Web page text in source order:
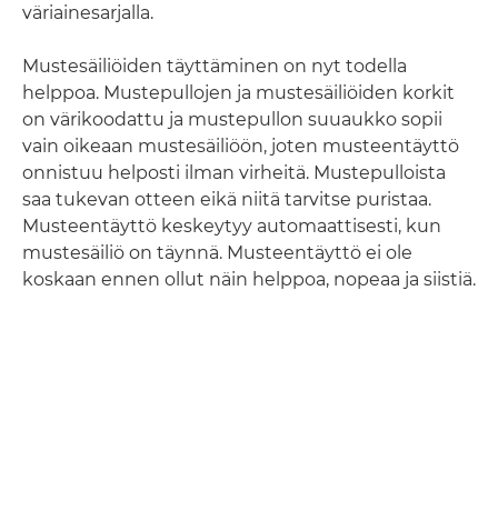
väriainesarjalla.
Mustesäiliöiden täyttäminen on nyt todella
helppoa. Mustepullojen ja mustesäiliöiden korkit
on värikoodattu ja mustepullon suuaukko sopii
vain oikeaan mustesäiliöön, joten musteentäyttö
onnistuu helposti ilman virheitä. Mustepulloista
saa tukevan otteen eikä niitä tarvitse puristaa.
Musteentäyttö keskeytyy automaattisesti, kun
mustesäiliö on täynnä. Musteentäyttö ei ole
koskaan ennen ollut näin helppoa, nopeaa ja siistiä.